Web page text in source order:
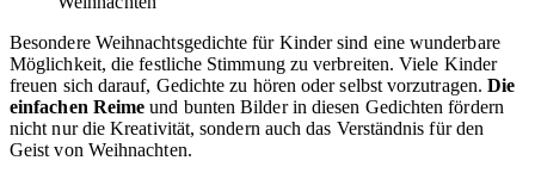
Besondere Weihnachtsgedichte für Kinder sind eine wunderbare
Möglichkeit, die festliche Stimmung zu verbreiten. Viele Kinder
freuen sich darauf, Gedichte zu hören oder selbst vorzutragen.Die
einfachen Reime und bunten Bilder in diesen Gedichten fördern
nicht nur die Kreativität, sondern auch das Verständnis für den
Geist von Weihnachten.